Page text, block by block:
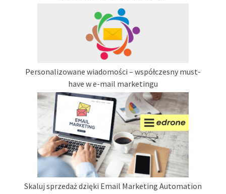
Personalizowane wiadomości – współczesny must-
have w e-mail marketingu
Skaluj sprzedaż dzięki Email Marketing Automation